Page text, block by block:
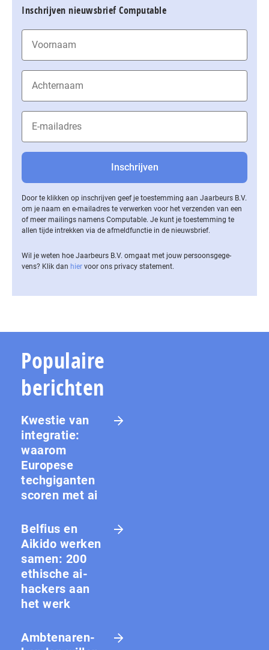
Inschrijven nieuwsbrief Computable
Door te klikken op inschrijven geef je toestemming aan Jaarbeurs B.V.
om je naam en e-mailadres te verwerken voor het verzenden van een
of meer mailings namens Computable. Je kunt je toestemming te
allen tijde intrekken via de af­meld­func­tie in de nieuwsbrief.
Wil je weten hoe Jaarbeurs B.V. omgaat met jouw per­soons­ge­ge­
vens? Klik dan hier voor ons privacy statement.
Populaire
berichten
Kwestie van
integratie:
waarom
Europese
techgiganten
scoren met ai
Belfius en
Aikido werken
samen: 200
ethische ai-
hackers aan
het werk
Amb­te­na­ren­